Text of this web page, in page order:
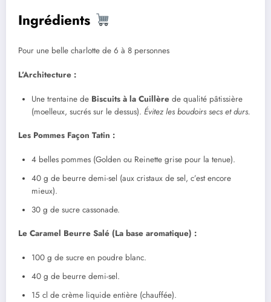
Ingrédients
Pour une belle charlotte de 6 à 8 personnes
L’Architecture :
Une trentaine de Biscuits à la Cuillère de qualité pâtissière
(moelleux, sucrés sur le dessus). Évitez les boudoirs secs et durs.
Les Pommes Façon Tatin :
4 belles pommes (Golden ou Reinette grise pour la tenue).
40 g de beurre demi-sel (aux cristaux de sel, c’est encore
mieux).
30 g de sucre cassonade.
Le Caramel Beurre Salé (La base aromatique) :
100 g de sucre en poudre blanc.
40 g de beurre demi-sel.
15 cl de crème liquide entière (chauffée).